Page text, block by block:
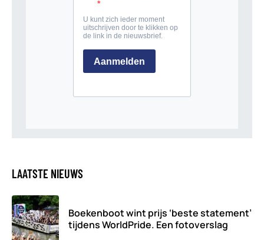
LAATSTE NIEUWS
Boekenboot wint prijs ‘beste statement’
tijdens WorldPride. Een fotoverslag